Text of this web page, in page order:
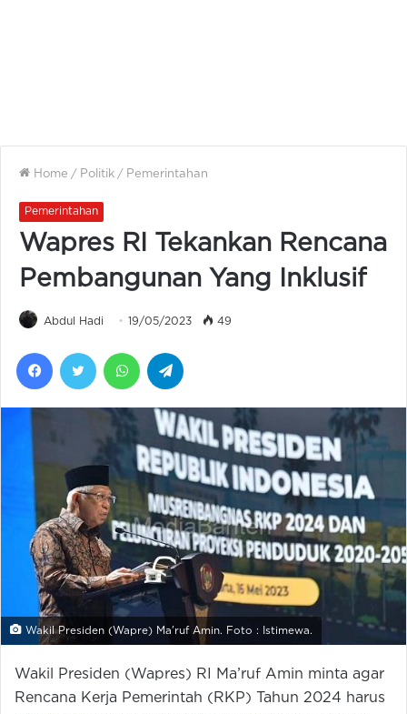
Home / Politik / Pemerintahan
Pemerintahan
Wapres RI Tekankan Rencana
Pembangunan Yang Inklusif
Abdul Hadi 19/05/2023 49
FacebookTwitter WhatsApp
Wakil Presiden (Wapre) Ma'ruf Amin. Foto : Istimewa.
Wakil Presiden (Wapres) RI Ma’ruf Amin minta agar
Rencana Kerja Pemerintah (RKP) Tahun 2024 harus